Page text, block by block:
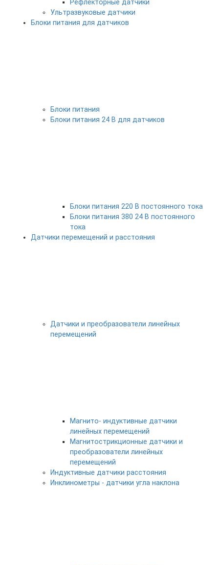
Рефлекторные датчики
Ультразвуковые датчики
Блоки питания для датчиков
Блоки питания
Блоки питания 24 В для датчиков
Блоки питания 220 В постоянного тока
Блоки питания 380 24 В постоянного
тока
Датчики перемещений и расстояния
Датчики и преобразователи линейных
перемещений
Магнито- индуктивные датчики
линейных перемещений
Магнитострикционные датчики и
преобразователи линейных
перемещений
Индуктивные датчики расстояния
Инклинометры - датчики угла наклона